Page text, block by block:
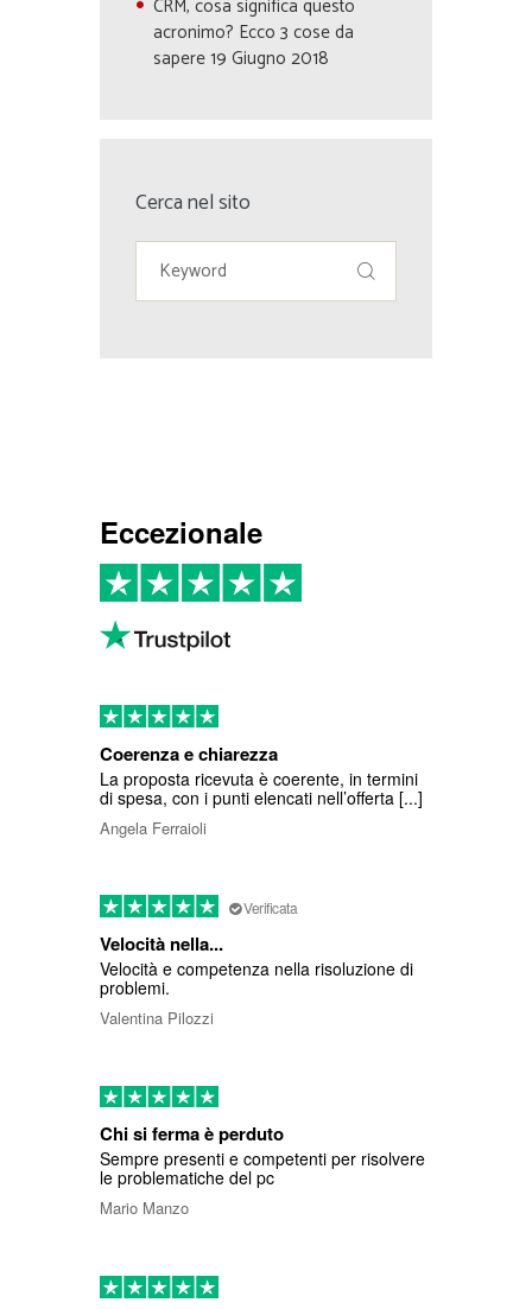
CRM, cosa significa questo
acronimo? Ecco 3 cose da
sapere19 Giugno 2018
Cerca nel sito
Eccezionale
Coerenza e chiarezza
La proposta ricevuta è coerente, in termini
di spesa, con i punti elencati nell’offerta [...]
Angela Ferraioli
Verificata
Velocità nella...
Velocità e competenza nella risoluzione di
problemi.
Valentina Pilozzi
Chi si ferma è perduto
Sempre presenti e competenti per risolvere
le problematiche del pc
Mario Manzo